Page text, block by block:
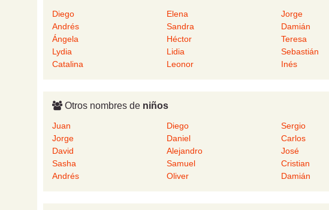
Diego Elena Jorge
Andrés
Sandra Damián
Ángela
Héctor Teresa
Lydia
Lidia Sebastián
Catalina
Leonor Inés
Otros nombres de niños
Juan Diego Sergio
Jorge
Daniel Carlos
David
Alejandro José
Sasha
Samuel Cristian
Andrés
Oliver Damián